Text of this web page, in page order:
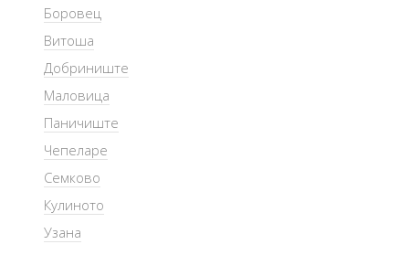
Боровец
Витоша
Добриниште
Маловица
Паничиште
Чепеларе
Семково
Кулиното
Узана